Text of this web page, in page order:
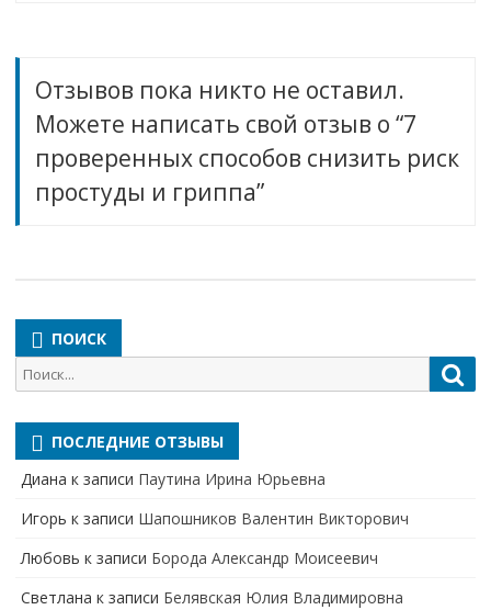
Отзывов пока никто не оставил.
Можете написать свой отзыв о “7
проверенных способов снизить риск
простуды и гриппа”
ПОИСК
Поиск
для:
ПОСЛЕДНИЕ ОТЗЫВЫ
Диана к записи Паутина Ирина Юрьевна
Игорь к записи Шапошников Валентин Викторович
Любовь к записи Борода Александр Моисеевич
Светлана к записи Белявская Юлия Владимировна